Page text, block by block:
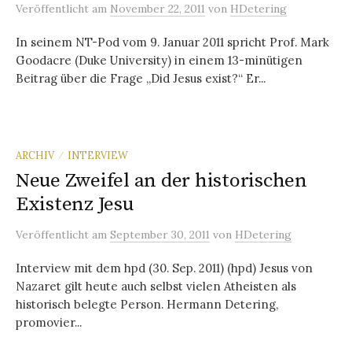
Veröffentlicht am November 22, 2011 von HDetering
In seinem NT-Pod vom 9. Januar 2011 spricht Prof. Mark
Goodacre (Duke University) in einem 13-minütigen
Beitrag über die Frage „Did Jesus exist?“ Er...
ARCHIV / INTERVIEW
Neue Zweifel an der historischen
Existenz Jesu
Veröffentlicht am September 30, 2011 von HDetering
Interview mit dem hpd (30. Sep. 2011) (hpd) Jesus von
Nazaret gilt heute auch selbst vielen Atheisten als
historisch belegte Person. Hermann Detering,
promovier...